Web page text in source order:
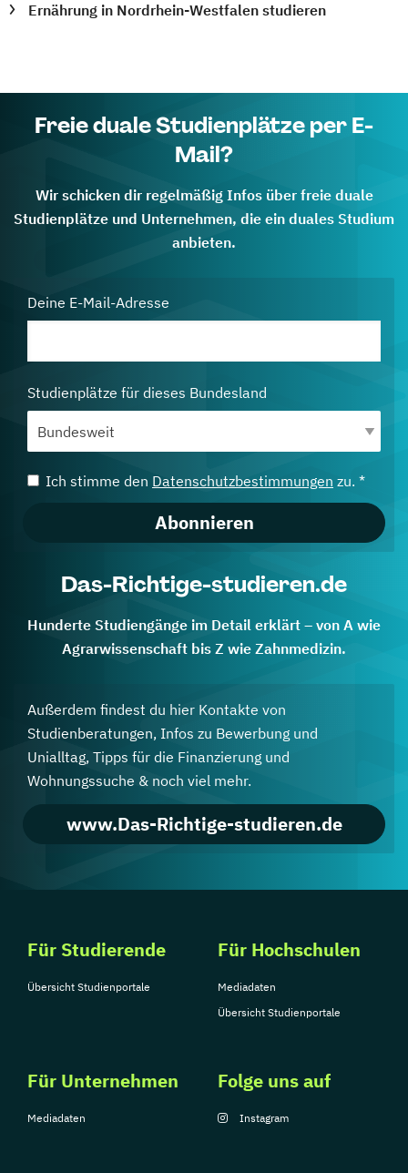
Ernährung in Nordrhein-Westfalen studieren
Freie duale Studienplätze per E-
Mail?
Wir schicken dir regelmäßig Infos über freie duale
Studienplätze und Unternehmen, die ein duales Studium
anbieten.
Deine E-Mail-Adresse
Studienplätze für dieses Bundesland
Ich stimme den Datenschutzbestimmungen zu. *
Abonnieren
Das-Richtige-studieren.de
Hunderte Studiengänge im Detail erklärt – von A wie
Agrarwissenschaft bis Z wie Zahnmedizin.
Außerdem findest du hier Kontakte von
Studienberatungen, Infos zu Bewerbung und
Unialltag, Tipps für die Finanzierung und
Wohnungssuche & noch viel mehr.
www.Das-Richtige-studieren.de
Für Studierende
Übersicht Studienportale
Für Hochschulen
Mediadaten
Übersicht Studienportale
Für Unternehmen
Mediadaten
Folge uns auf
Instagram